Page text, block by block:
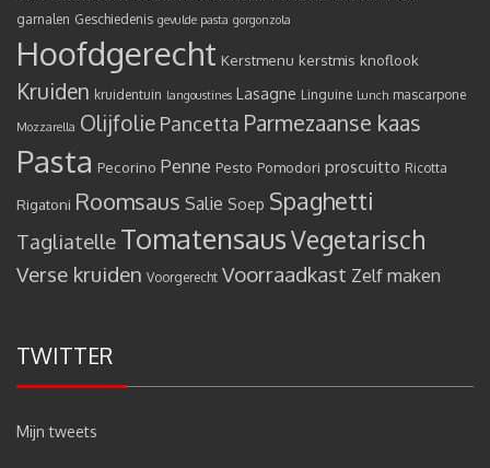
garnalen Geschiedenis gevulde pasta gorgonzola
Hoofdgerecht Kerstmenu kerstmis knoflook
Kruiden kruidentuin langoustines Lasagne Linguine Lunch mascarpone
Mozzarella Olijfolie Pancetta Parmezaanse kaas
Pasta Pecorino Penne Pesto Pomodori proscuitto Ricotta
Rigatoni Roomsaus Salie Soep Spaghetti
Tagliatelle TomatensausVegetarisch
Verse kruiden Voorgerecht Voorraadkast Zelf maken
TWITTER
Mijn tweets